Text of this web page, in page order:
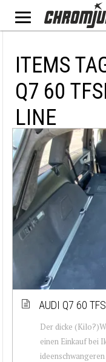
ITEMS
Q7 60
LINE
AUDI Q7 60
Der dicke
einen Einkauf bei